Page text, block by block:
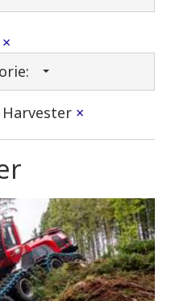
×
Harvester ×